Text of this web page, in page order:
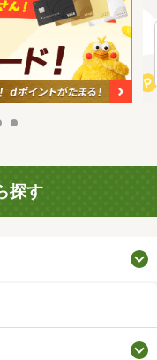
探す